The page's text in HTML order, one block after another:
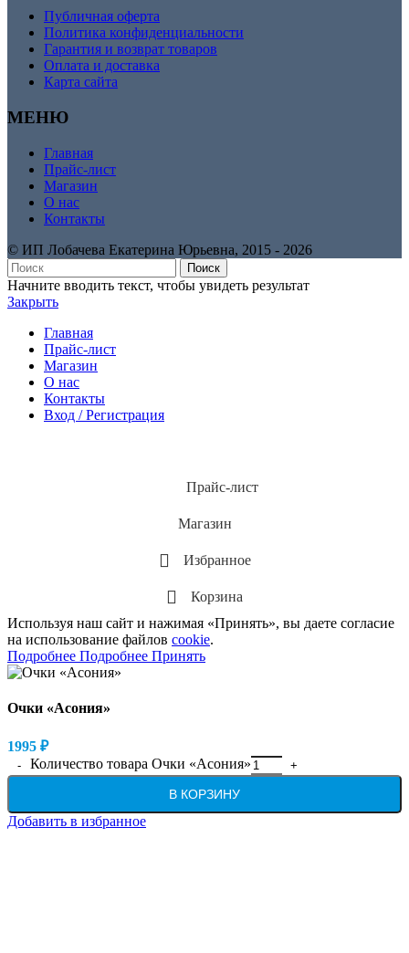
Публичная оферта
Политика конфиденциальности
Гарантия и возврат товаров
Оплата и доставка
Карта сайта
МЕНЮ
Главная
Прайс-лист
Магазин
О нас
Контакты
© ИП Лобачева Екатерина Юрьевна, 2015 ‑ 2026
Поиск
Начните вводить текст, чтобы увидеть результат
Закрыть
Главная
Прайс-лист
Магазин
О нас
Контакты
Вход / Регистрация
Прайс-лист
Магазин
Избранное
Корзина
Используя наш сайт и нажимая «Принять», вы даете согласие
на использование файлов cookie.
Подробнее Подробнее Принять
Очки «Асония»
1995 ₽
Количество товара Очки «Асония»
В КОРЗИНУ
Добавить в избранное